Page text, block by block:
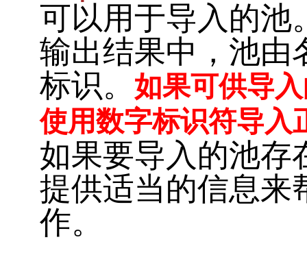
可以用于导入的池
输出结果中，池由
标识。 如果可供导
使用数字标识符导入
如果要导入的池存
提供适当的信息来
作。